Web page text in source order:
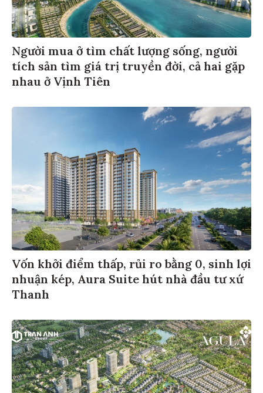
Người mua ở tìm chất lượng sống, người
tích sản tìm giá trị truyền đời, cả hai gặp
nhau ở Vịnh Tiên
Vốn khởi điểm thấp, rủi ro bằng 0, sinh lợi
nhuận kép, Aura Suite hút nhà đầu tư xứ
Thanh